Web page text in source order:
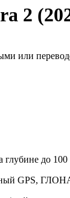
2
или
глубине до
GPS,